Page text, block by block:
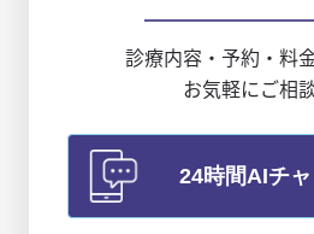
診療内容・予約・料
お気軽にご相
24時間AIチ